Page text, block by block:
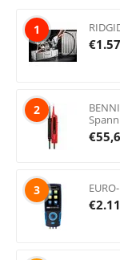
1
€
2
€
3
€